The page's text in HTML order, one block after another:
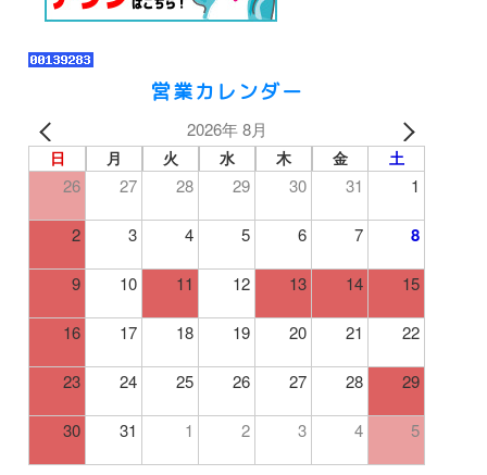
営業カレンダー
2026年 8月
日 月 火 水 木 金 土
26 27 28 29 30 31 1
2 3 4 5 6 7 8
9 10 11 12 13 14 15
16 17 18 19 20 21 22
23 24 25 26 27 28 29
30 31 1 2 3 4 5